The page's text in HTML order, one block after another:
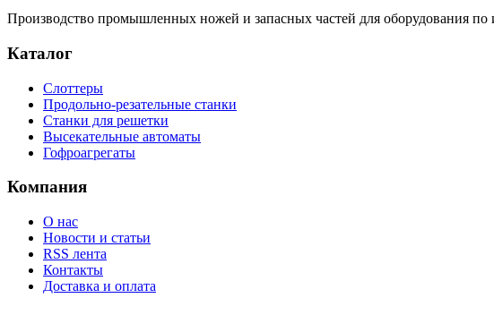
Производство промышленных ножей и запасных частей для оборудования по
Каталог
Слоттеры
Продольно-резательные станки
Станки для решетки
Высекательные автоматы
Гофроагрегаты
Компания
О нас
Новости и статьи
RSS лента
Контакты
Доставка и оплата